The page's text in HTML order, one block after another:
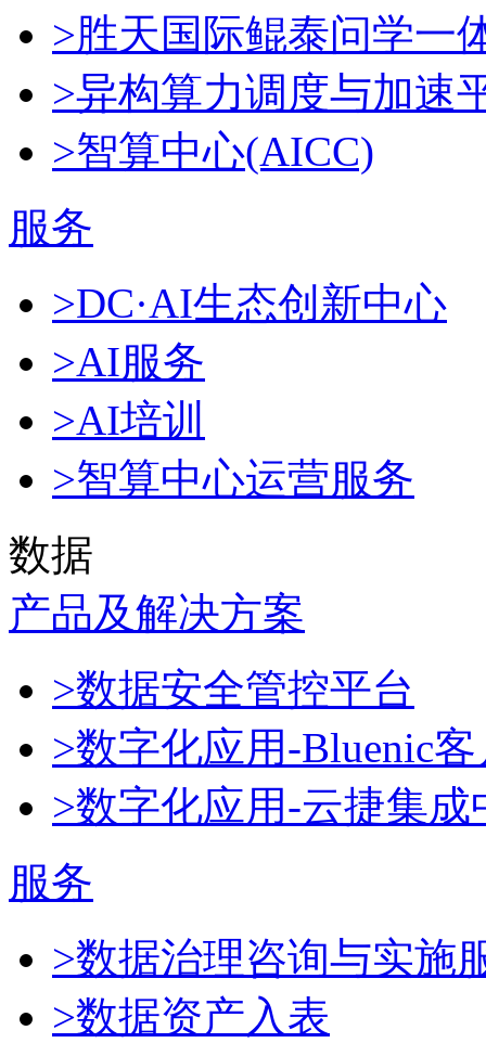
>胜天国际鲲泰问学一
>异构算力调度与加速
>智算中心(AICC)
服务
>DC·AI生态创新中心
>AI服务
>AI培训
>智算中心运营服务
数据
产品及解决方案
>数据安全管控平台
>数字化应用-Bluenic
>数字化应用-云捷集成
服务
>数据治理咨询与实施
>数据资产入表